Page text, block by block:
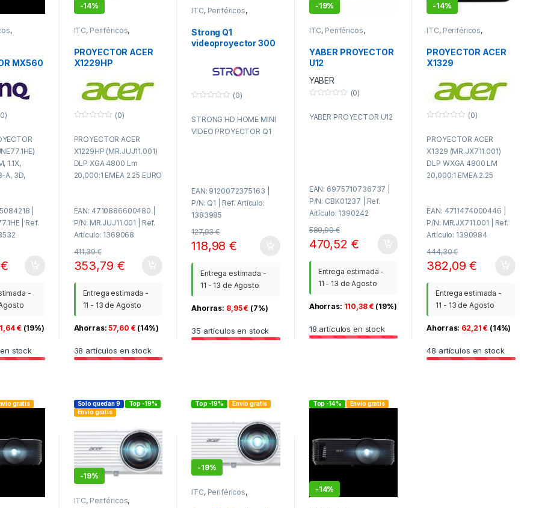
,
MX560
A, 3D,
1.1X,
A, 3D,
|
| Ref.
€
-
€ (19%)
stock
-14%
ITC, Periféricos,
PROYECTOR ACER
X1229HP
XGA 4800 Lm
20,000:1 EMEA 2.25
u
r
a
d
e
(0)
PROYECTOR ACER
X1229HP (MR.JUJ11.001)
DLP XGA 4800 Lm
20,000:1 EMEA 2.25 EURO
EAN: 4710886600480 |
P/N: MR.JUJ11.001 | Ref.
Artículo: 1369068
411,39€
353,79 €
Entrega estimada -
11 - 13 de Agosto
Ahorras:57,60 € (14%)
38 artículos en stock
ITC, Periféricos,
Strong Q1
videoproyector 300
720p (1280×720)
Blanco
u
r
(0)
STRONG HD HOME MINI
VIDEO PROYECTOR Q1
EAN: 9120072375163 |
P/N: Q1 | Ref. Artículo:
1383985
127,93€
118,98€
Entrega estimada -
11 - 13 de Agosto
Ahorras: 8,95€ (7%)
35 artículos en stock
-19%
ITC, Periféricos,
YABER PROYECTOR
U12
YABER
u
(0)
YABER PROYECTOR U12
EAN: 6975710736737 |
P/N: CBK01237 | Ref.
Artículo: 1390242
580,90€
470,52 €
Entrega estimada -
11 - 13 de Agosto
Ahorras: 110,38 € (19%)
18 artículos en stock
-14%
ITC, Periféricos,
PROYECTOR ACER
X1329
WXGA 4800 LM
20,000:1 EMEA 2.25
u
r
a
d
e
(0)
PROYECTOR ACER
X1329 (MR.JX711.001)
DLP WXGA 4800 LM
20,000:1 EMEA 2.25
EAN: 4711474000446 |
P/N: MR.JX711.001 | Ref.
Artículo: 1390984
444,30€
382,09€
Entrega estimada -
11 - 13 de Agosto
Ahorras: 62,21€ (14%)
48 artículos en stock
gratis Solo quedan 9
Top -19%
Envío gratis
-19%
ITC, Periféricos,
Top -19% Envío gratis
-19%
ITC, Periféricos,
Top -14% Envío gratis
-14%